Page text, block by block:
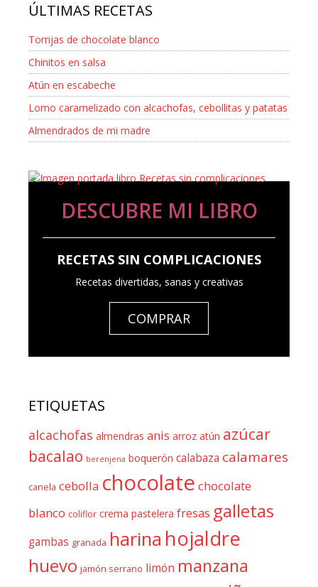
ÚLTIMAS RECETAS
Torrijas de chocolate blanco
Chinitos en salsa
Atún en escabeche
Lomo caramelizado con alcachofas, cebollitas y patatas
Almendrados de mi madre
DESCUBRE MI LIBRO
RECETAS SIN COMPLICACIONES
Recetas divertidas, sanas y creativas
COMPRAR
ETIQUETAS
alcachofas almendras anis arroz atún azúcar
bacalao berenjena boquerón calabaza calamares
canela cebolla chocolate chocolate
blanco coliflor crema pastelera fresas galletas
gambas granada harina hojaldre
huevo jamón serrano limón manzana